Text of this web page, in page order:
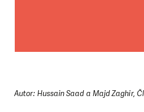
Autor: Hussain Saad a Majd Zaghir,
Klubu přátel, Vaše dary nám